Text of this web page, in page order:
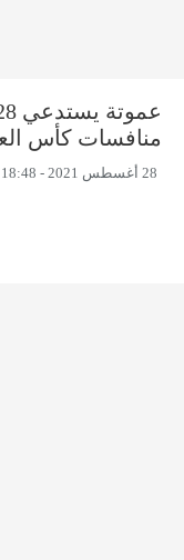
منافسات كأس
28 أغسطس 2021 - 18:48